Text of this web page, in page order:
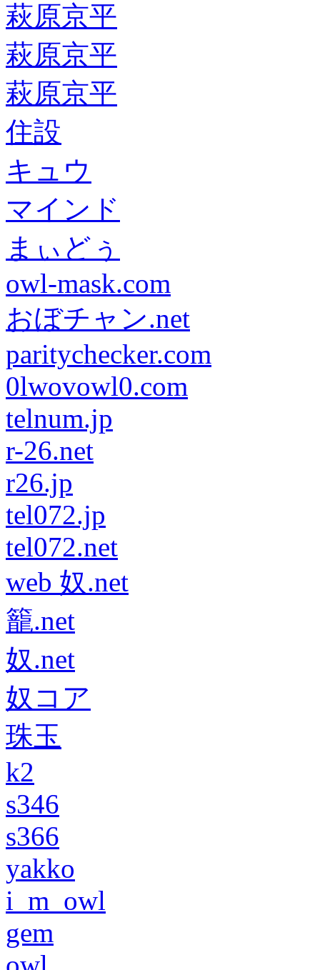
萩原京平
萩原京平
萩原京平
住設
キュウ
マインド
まぃどぅ
owl-mask.com
おぼチャン.net
paritychecker.com
0lwovowl0.com
telnum.jp
r-26.net
r26.jp
tel072.jp
tel072.net
web 奴.net
籠.net
奴.net
奴コア
珠玉
k2
s346
s366
yakko
i_m_owl
gem